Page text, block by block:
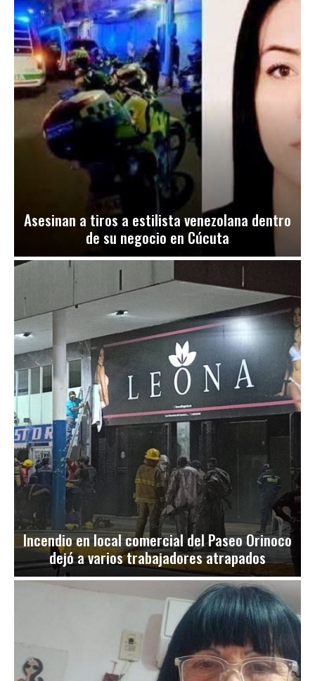
Asesinan a tiros a estilista venezolana dentro
de su negocio en Cúcuta
Incendio en local comercial del Paseo Orinoco
dejó a varios trabajadores atrapados